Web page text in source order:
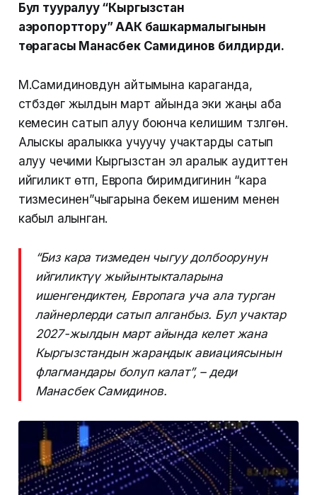
Бул тууралуу “Кыргызстан
аэропорттору” ААК башкармалыгынын
төрагасы Манасбек Самидинов билдирди.
М.Самидиновдун айтымына караганда,
үстүбүздөгү жылдын март айында эки жаңы аба
кемесин сатып алуу боюнча келишим түзүлгөн.
Алыскы аралыкка учуучу учактарды сатып
алуу чечими Кыргызстан эл аралык аудиттен
ийгиликтүү өтүп, Европа биримдигинин “кара
тизмесинен”чыгарына бекем ишеним менен
кабыл алынган.
“Биз кара тизмеден чыгуу долбоорунун
ийгиликтүү жыйынтыкталарына
ишенгендиктен, Европага уча ала турган
лайнерлерди сатып алганбыз. Бул учактар
2027-жылдын март айында келет жана
Кыргызстандын жарандык авиациясынын
флагмандары болуп калат”, – деди
Манасбек Самидинов.